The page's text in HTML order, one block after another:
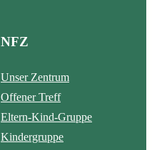
NFZ
Unser Zentrum
Offener Treff
Eltern-Kind-Gruppe
Kindergruppe